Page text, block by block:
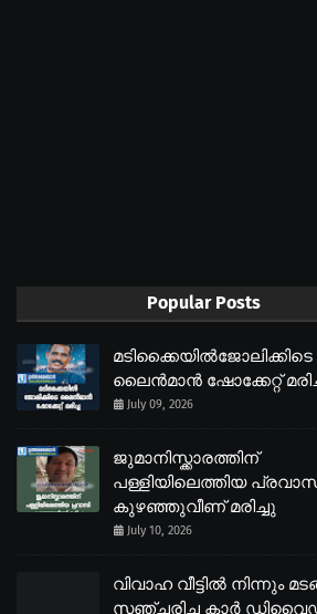
Popular Posts
മടിക്കൈയിൽജോലിക്കിടെ
ലൈൻമാൻ ഷോക്കേറ്റ്
July 09, 2026
ജുമാനിസ്ക്കാരത്തിന്
പള്ളിയിലെത്തിയ
കുഴഞ്ഞുവീണ് മരിച്ചു
July 10, 2026
വിവാഹ വീട്ടിൽ നിന്നും
സഞ്ചരിച്ച കാർ